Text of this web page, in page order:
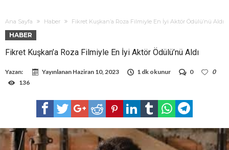
Ana Sayfa Haber Fikret Kuşkan’a Roza Filmiyle En İyi Aktör Ödülü’nü Aldı
HABER
Fikret Kuşkan’a Roza Filmiyle En İyi Aktör Ödülü’nü Aldı
Yazan: Yayınlanan Haziran 10, 2023 1 dk okunur 0
0
136